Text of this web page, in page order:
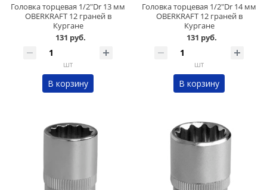
Головка торцевая 1/2"Dr 13 мм
OBERKRAFT 12 граней в
Кургане
131 руб.
шт
В корзину
Головка торцевая 1/2"Dr 14 мм
OBERKRAFT 12 граней в
Кургане
131 руб.
шт
В корзину